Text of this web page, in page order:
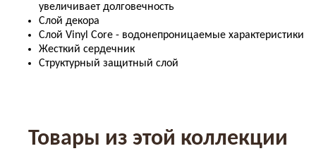
увеличивает долговечность
Слой декора
Слой Vinyl Core - водонепроницаемые характеристики
Жесткий сердечник
Структурный защитный слой
Товары из этой коллекции